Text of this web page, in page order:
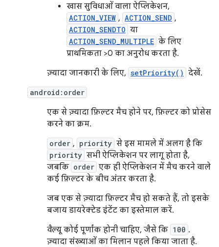
खास सुविधाओं वाला ऐप्लिकेशन,
ACTION_VIEW , ACTION_SEND ,
ACTION_SENDTO या
ACTION_SEND_MULTIPLE के लिए
प्राथमिकता >0 का अनुरोध करता है.
ज़्यादा जानकारी के लिए, setPriority() देखें.
android:order
एक से ज़्यादा फ़िल्टर मैच होने पर, फ़िल्टर को प्रोसेस
करने का क्रम.
order , priority से इस मामले में अलग है कि
priority सभी ऐप्लिकेशन पर लागू होता है,
जबकि order एक ही ऐप्लिकेशन में मैच करने वाले
कई फ़िल्टर के बीच अंतर करता है.
जब एक से ज़्यादा फ़िल्टर मैच हो सकते हैं, तो इसके
बजाय डायरेक्टेड इंटेंट का इस्तेमाल करें.
वैल्यू कोई पूर्णांक होनी चाहिए, जैसे कि 100 .
ज़्यादा संख्याओं का मिलान पहले किया जाता है.